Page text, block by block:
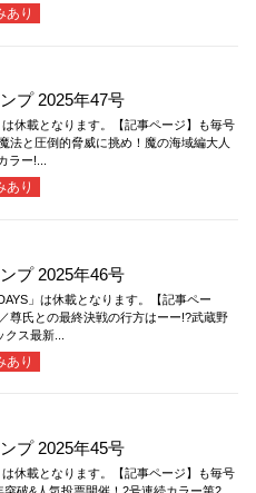
あり
プ 2025年47号
休載となります。【記事ページ】も毎号
法と圧倒的脅威に挑め！魔の海域編大人
ラー!...
あり
プ 2025年46号
」は休載となります。【記事ペー
尊氏との最終決戦の行方はーー!?武蔵野
ス最新...
あり
プ 2025年45号
休載となります。【記事ページ】も毎号